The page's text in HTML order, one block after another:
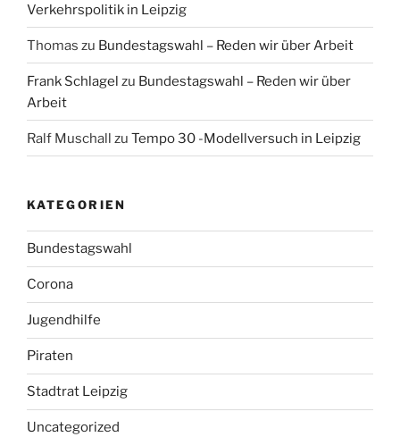
Verkehrspolitik in Leipzig
Thomas zu Bundestagswahl – Reden wir über Arbeit
Frank Schlagel zu Bundestagswahl – Reden wir über
Arbeit
Ralf Muschall zu Tempo 30 -Modellversuch in Leipzig
KATEGORIEN
Bundestagswahl
Corona
Jugendhilfe
Piraten
Stadtrat Leipzig
Uncategorized